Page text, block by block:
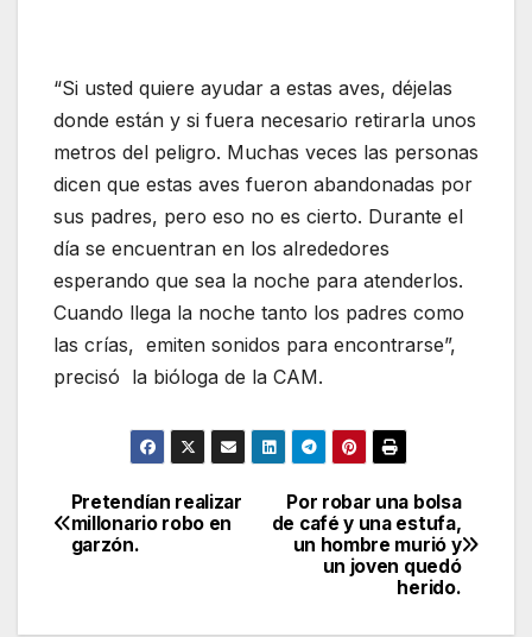
“Si usted quiere ayudar a estas aves, déjelas
donde están y si fuera necesario retirarla unos
metros del peligro. Muchas veces las personas
dicen que estas aves fueron abandonadas por
sus padres, pero eso no es cierto. Durante el
día se encuentran en los alrededores
esperando que sea la noche para atenderlos.
Cuando llega la noche tanto los padres como
las crías, emiten sonidos para encontrarse”,
precisó la bióloga de la CAM.
Navegación
de
Por robar una bolsa
de café y una estufa,
un hombre murió y
un joven quedó
herido.
Pretendían realizar
millonario robo en
garzón.